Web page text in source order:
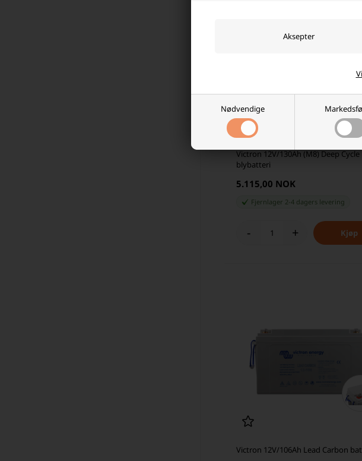
Nødvendige
Victron 12V/130Ah (M8) Deep Cycle
blybatteri
5.115,00 NOK
Fjernlager 2-4 dagers levering
- +
Victron 12V/106Ah Lead Carbon